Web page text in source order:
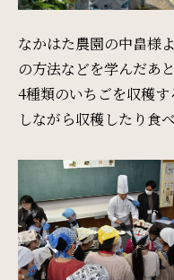
One
会員プログラム「
News
FAQ
よくある質問
なかはた農園の中畠様
の方法などを学んだあ
4種類のいちごを収穫
しながら収穫したり食